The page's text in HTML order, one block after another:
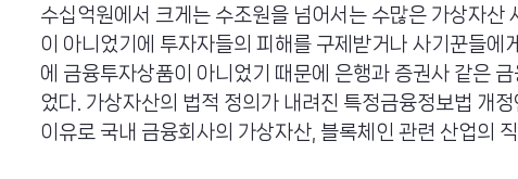
수십억원에서 크게는 수조원을 넘어서는 수많은 가상자산
이 아니었기에 투자자들의 피해를 구제받거나 사기꾼들에
에 금융투자상품이 아니었기 때문에 은행과 증권사 같은
었다. 가상자산의 법적 정의가 내려진 특정금융정보법 개
이유로 국내 금융회사의 가상자산, 블록체인 관련 산업의